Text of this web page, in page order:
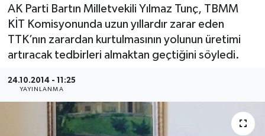
AK Parti Bartın Milletvekili Yılmaz Tunç, TBMM
KİT Komisyonunda uzun yıllardır zarar eden
TTK’nın zarardan kurtulmasının yolunun üretimi
artıracak tedbirleri almaktan geçtiğini söyledi.
24.10.2014 - 11:25
YAYINLANMA
Medya
Sağlık
Sinema
Sivil Toplum